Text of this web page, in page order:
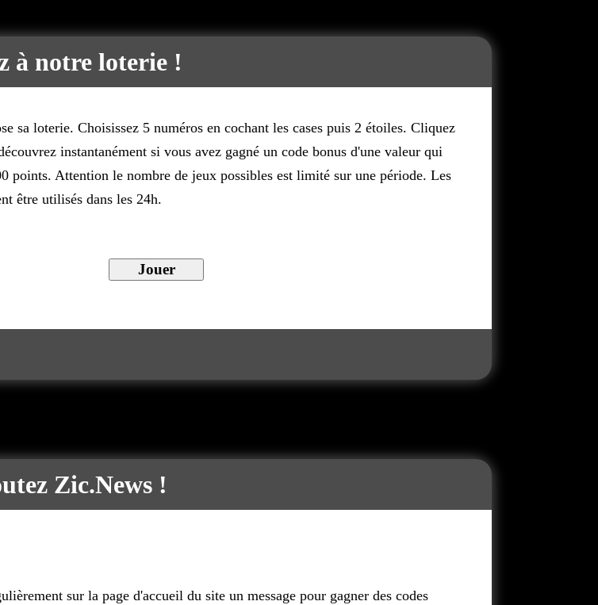
à notre loterie !
sa loterie. Choisissez 5 numéros en cochant les cases puis 2 étoiles. Cliquez
instantanément si vous avez gagné un code bonus d'une valeur qui
points. Attention le nombre de jeux possibles est limité sur une période. Les
être utilisés dans les 24h.
Zic.News !
sur la page d'accueil du site un message pour gagner des codes